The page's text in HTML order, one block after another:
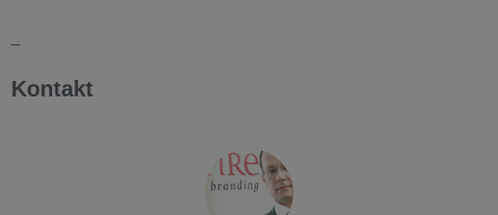
Kontakt